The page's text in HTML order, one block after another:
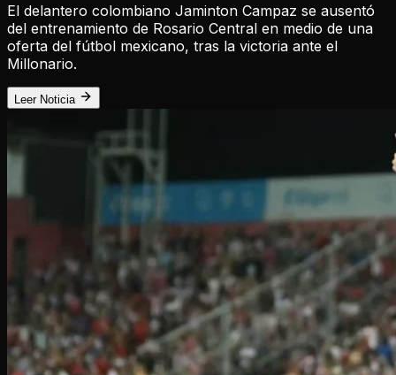
El delantero colombiano Jaminton Campaz se ausentó
del entrenamiento de Rosario Central en medio de una
oferta del fútbol mexicano, tras la victoria ante el
Millonario.
Leer Noticia